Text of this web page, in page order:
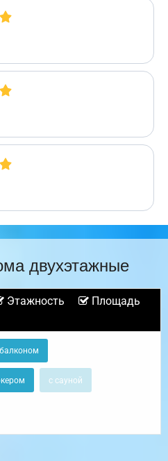
двухэтажные
Этажность
Площадь
с сауной